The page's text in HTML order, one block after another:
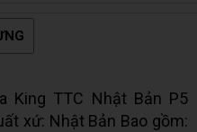
King TTC Nhật Bản P5
xứ: Nhật Bản Bao gồm: